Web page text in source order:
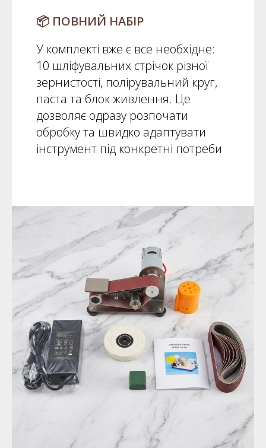
📦 ПОВНИЙ НАБІР
У комплекті вже є все необхідне:
10 шліфувальних стрічок різної
зернистості, полірувальний круг,
паста та блок живлення. Це
дозволяє одразу розпочати
обробку та швидко адаптувати
інструмент під конкретні потреби